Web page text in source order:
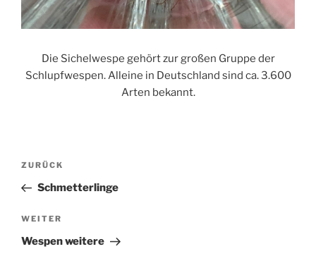
Die Sichelwespe gehört zur großen Gruppe der
Schlupfwespen. Alleine in Deutschland sind ca. 3.600
Arten bekannt.
Beitragsnavigation
Vorheriger
Beitrag
ZURÜCK
Schmetterlinge
Nächster
Beitrag
WEITER
Wespen weitere